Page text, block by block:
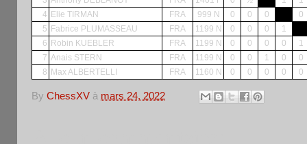
4 Elie TIRMAN FRA 999 N 0 0 0
0
5 Fabrice PLUMASSEAU FRA 1199 N 0 0 0
1
6 Robin KUEBLER FRA 1199 N 0 0 0 0
1
7 Anais STERN FRA 1199 N 0 0 1 0
0
8 Max ALBERTELLI FRA 1160 N 0 0 0 0 0
By ChessXV à mars 24, 2022